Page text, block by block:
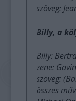
szöveg:
Billy, a
Billy:
zene:
szöveg:
összes